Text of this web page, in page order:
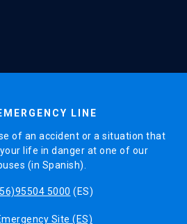
LINE
of an accident or a situation that
life in danger at one of our
(in Spanish).
5000 (ES)
Site (ES)